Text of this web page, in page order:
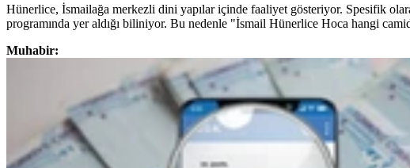
Hünerlice, İsmailağa merkezli dini yapılar içinde faaliyet gösteriyor. Spesifik
programında yer aldığı biliniyor. Bu nedenle "İsmail Hünerlice Hoca hangi
Muhabir: